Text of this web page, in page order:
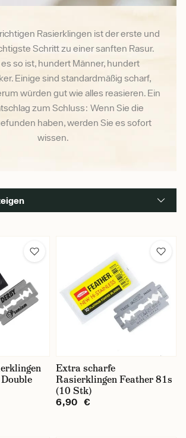
Rasierklingen ist der erste und
Schritt zu einer sanften Rasur.
so ist, hundert Männer, hundert
Einige sind standardmäßig scharf,
würden gut wie alles reasieren. Ein
zum Schluss: Wenn Sie die
haben, werden Sie es sofort
wissen.
Extra scharfe
Rasierklingen Feather 81s
(10 Stk)
6,90 €